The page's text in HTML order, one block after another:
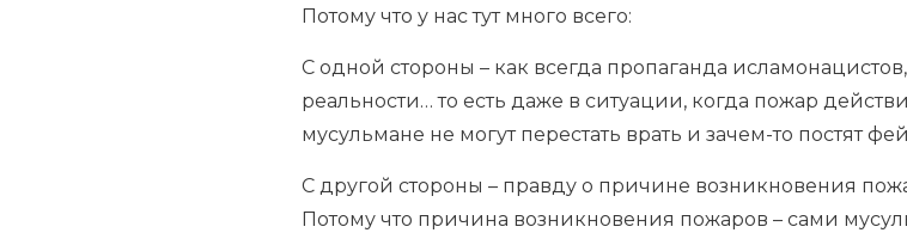
Потому что у нас тут много всего:
С одной стороны – как всегда пропаганда
реальности… то есть даже в ситуации, когда пожар
мусульмане не могут перестать врать и зачем-то постят
С другой стороны – правду о причине возникновения
Потому что причина возникновения пожаров – сами